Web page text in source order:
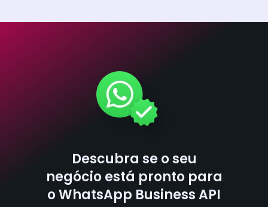
Descubra se o seu
negócio está pronto para
o WhatsApp Business API